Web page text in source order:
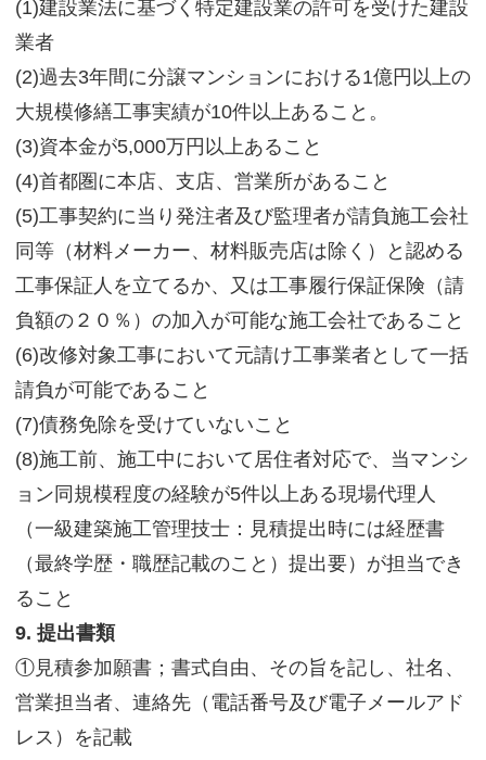
(1)建設業法に基づく特定建設業の許可を受けた建設
業者
(2)過去3年間に分譲マンションにおける1億円以上の
大規模修繕工事実績が10件以上あること。
(3)資本金が5,000万円以上あること
(4)首都圏に本店、支店、営業所があること
(5)工事契約に当り発注者及び監理者が請負施工会社
同等（材料メーカー、材料販売店は除く）と認める
工事保証人を立てるか、又は工事履行保証保険（請
負額の２０％）の加入が可能な施工会社であること
(6)改修対象工事において元請け工事業者として一括
請負が可能であること
(7)債務免除を受けていないこと
(8)施工前、施工中において居住者対応で、当マンシ
ョン同規模程度の経験が5件以上ある現場代理人
（一級建築施工管理技士：見積提出時には経歴書
（最終学歴・職歴記載のこと）提出要）が担当でき
ること
9. 提出書類
①見積参加願書；書式自由、その旨を記し、社名、
営業担当者、連絡先（電話番号及び電子メールアド
レス）を記載